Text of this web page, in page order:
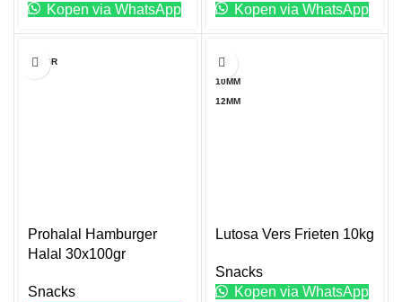
Kopen via WhatsApp
Kopen via WhatsApp
100GR
Prohalal Hamburger
Halal 30x100gr
Snacks
7MM
10MM
12MM
Dit
product
heeft
worden
de
productpagina
Lutosa Vers Frieten 10kg
Snacks
Kopen via WhatsApp